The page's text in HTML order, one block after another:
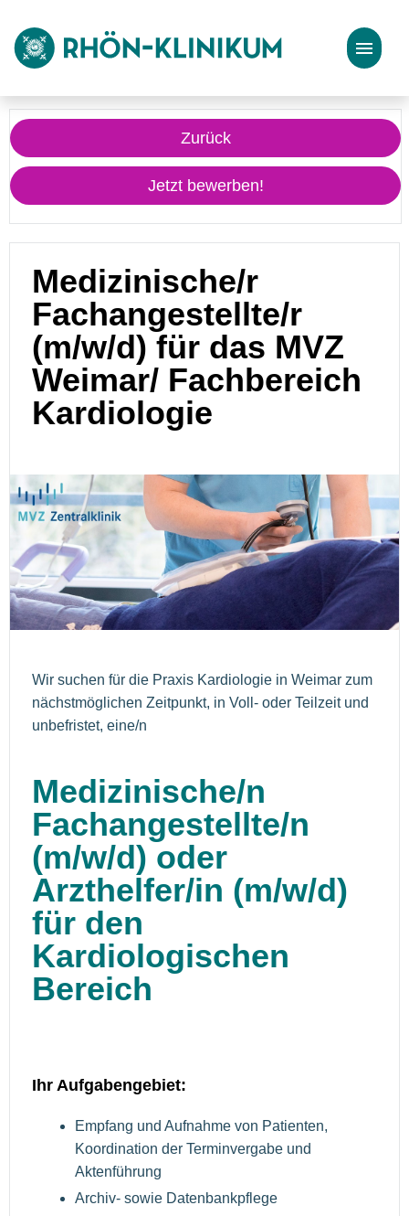
Stellenangebote
Bewerbungstipps
Zurück
Jetzt bewerben!
Medizinische/r
Fachangestellte/r
(m/w/d) für das MVZ
Weimar/ Fachbereich
Kardiologie
Wir suchen für die Praxis Kardiologie in Weimar zum
nächstmöglichen Zeitpunkt, in Voll- oder Teilzeit und
unbefristet, eine/n
Medizinische/n
Fachangestellte/n
(m/w/d) oder
Arzthelfer/in (m/w/d)
für den
Kardiologischen
Bereich
Ihr Aufgabengebiet:
Empfang und Aufnahme von Patienten,
Koordination der Terminvergabe und
Aktenführung
Archiv- sowie Datenbankpflege